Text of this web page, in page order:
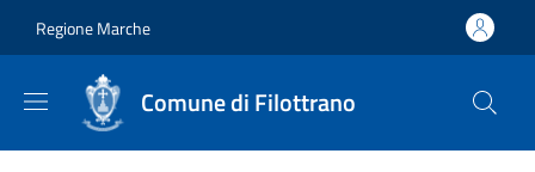
Regione Marche
Comune di Filottrano